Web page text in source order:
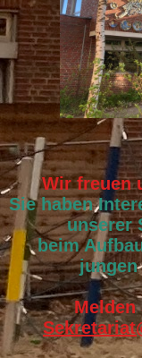
Wir freuen
Sie haben
unserer
beim
jungen
Melden